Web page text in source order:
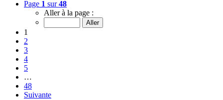
Page 1 sur48
Aller à la page :
1
2
3
4
5
…
48
Suivante